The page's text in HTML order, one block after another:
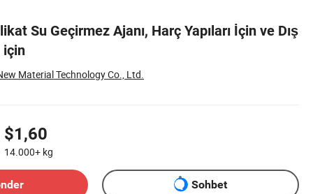
Su Geçirmez Ajanı, Harç Yapıları İçin ve Dış
için
Material Technology Co., Ltd.
$1,60
14.000+ kg
Sohbet